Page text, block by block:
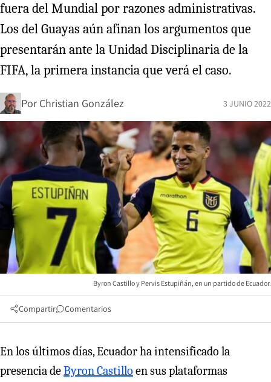
fuera del Mundial por razones administrativas.
Los del Guayas aún afinan los argumentos que
presentarán ante la Unidad Disciplinaria de la
FIFA, la primera instancia que verá el caso.
Por Christian González 3 JUNIO 2022
Byron Castillo y Pervis Estupiñán, en un partido de Ecuador.
Compartir Comentarios
En los últimos días, Ecuador ha intensificado la
presencia deByron Castillo en sus plataformas